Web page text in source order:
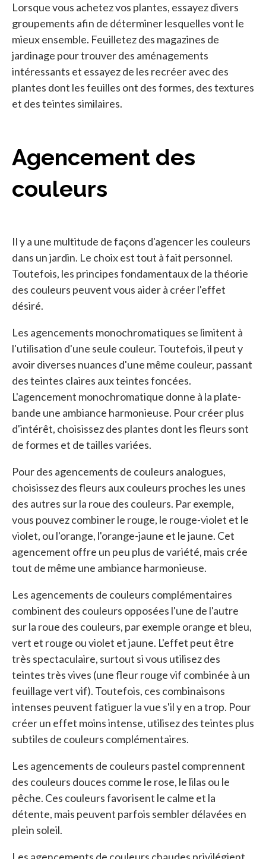
Lorsque vous achetez vos plantes, essayez divers
groupements afin de déterminer lesquelles vont le
mieux ensemble. Feuilletez des magazines de
jardinage pour trouver des aménagements
intéressants et essayez de les recréer avec des
plantes dont les feuilles ont des formes, des textures
et des teintes similaires.
Agencement des
couleurs
Il y a une multitude de façons d'agencer les couleurs
dans un jardin. Le choix est tout à fait personnel.
Toutefois, les principes fondamentaux de la théorie
des couleurs peuvent vous aider à créer l'effet
désiré.
Les agencements monochromatiques se limitent à
l'utilisation d'une seule couleur. Toutefois, il peut y
avoir diverses nuances d'une même couleur, passant
des teintes claires aux teintes foncées.
L'agencement monochromatique donne à la plate-
bande une ambiance harmonieuse. Pour créer plus
d'intérêt, choisissez des plantes dont les fleurs sont
de formes et de tailles variées.
Pour des agencements de couleurs analogues,
choisissez des fleurs aux couleurs proches les unes
des autres sur la roue des couleurs. Par exemple,
vous pouvez combiner le rouge, le rouge-violet et le
violet, ou l'orange, l'orange-jaune et le jaune. Cet
agencement offre un peu plus de variété, mais crée
tout de même une ambiance harmonieuse.
Les agencements de couleurs complémentaires
combinent des couleurs opposées l'une de l'autre
sur la roue des couleurs, par exemple orange et bleu,
vert et rouge ou violet et jaune. L'effet peut être
très spectaculaire, surtout si vous utilisez des
teintes très vives (une fleur rouge vif combinée à un
feuillage vert vif). Toutefois, ces combinaisons
intenses peuvent fatiguer la vue s'il y en a trop. Pour
créer un effet moins intense, utilisez des teintes plus
subtiles de couleurs complémentaires.
Les agencements de couleurs pastel comprennent
des couleurs douces comme le rose, le lilas ou le
pêche. Ces couleurs favorisent le calme et la
détente, mais peuvent parfois sembler délavées en
plein soleil.